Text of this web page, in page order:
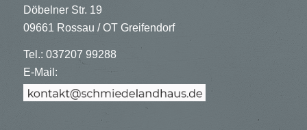
Döbelner Str. 19
09661 Rossau / OT Greifendorf
Tel.: 037207 99288
E-Mail: